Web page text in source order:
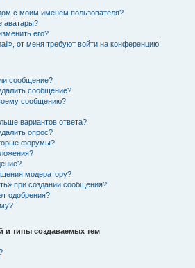
с моим именем пользователя?
аватары?
его?
от меня требуют войти на конференцию!
сообщение?
сообщение?
сообщению?
вариантов ответа?
опрос?
форумы?
модератору?
при создании сообщения?
одобрения?
и типы создаваемых тем